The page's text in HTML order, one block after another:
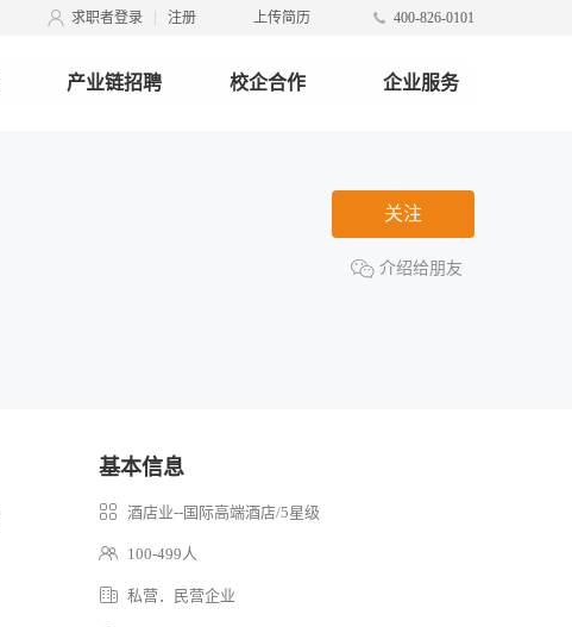
求职者登录 注册 上传简历 400-826-0101
产业链招聘 校企合作 企业服务
关注
介绍给朋友
基本信息
酒店业--国际高端酒店/5星级
100-499人
私营．民营企业